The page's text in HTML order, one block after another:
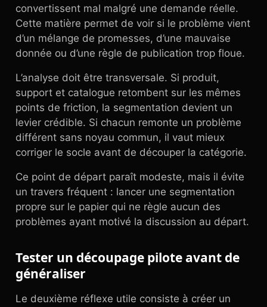
convertissent mal malgré une demande réelle.
Cette matière permet de voir si le problème vient
d’un mélange de promesses, d’une mauvaise
donnée ou d’une règle de publication trop floue.
L’analyse doit être transversale. Si produit,
support et catalogue retombent sur les mêmes
points de friction, la segmentation devient un
levier crédible. Si chacun remonte un problème
différent sans noyau commun, il vaut mieux
corriger le socle avant de découper la catégorie.
Ce point de départ paraît modeste, mais il évite
un travers fréquent : lancer une segmentation
propre sur le papier qui ne règle aucun des
problèmes ayant motivé la discussion au départ.
Tester un découpage pilote avant de
généraliser
Le deuxième réflexe utile consiste à créer un